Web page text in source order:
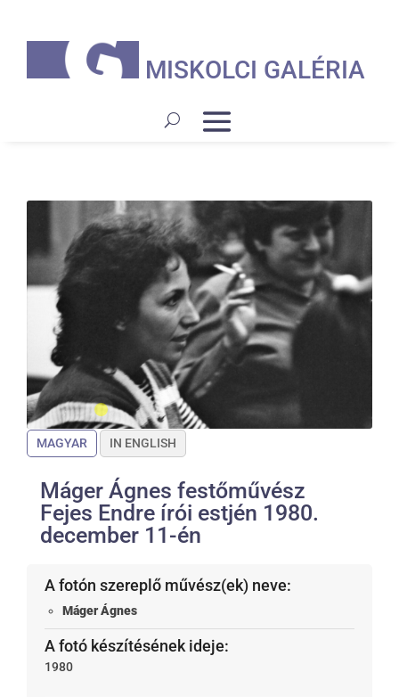
MISKOLCI GALÉRIA
MAGYAR IN ENGLISH
Máger Ágnes festőművész
Fejes Endre írói estjén 1980.
december 11-én
A fotón szereplő művész(ek) neve:
Máger Ágnes
A fotó készítésének ideje:
1980